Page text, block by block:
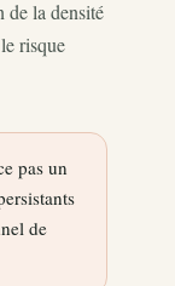
de la densité
risque
pas un
de